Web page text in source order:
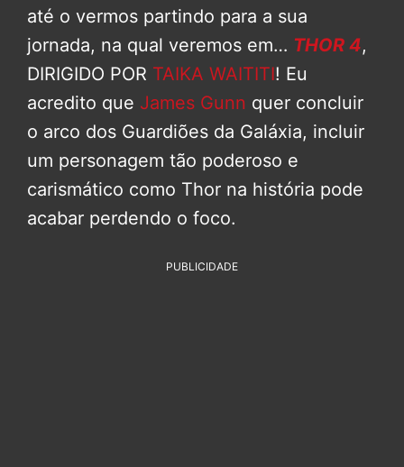
até o vermos partindo para a sua
jornada, na qual veremos em… THOR 4,
DIRIGIDO POR TAIKA WAITITI! Eu
acredito que James Gunn quer concluir
o arco dos Guardiões da Galáxia, incluir
um personagem tão poderoso e
carismático como Thor na história pode
acabar perdendo o foco.
PUBLICIDADE